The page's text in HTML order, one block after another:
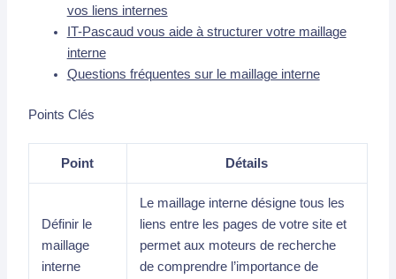
vos liens internes
IT-Pascaud vous aide à structurer votre maillage
interne
Questions fréquentes sur le maillage interne
Points Clés
Point Détails
Définir le
maillage
interne
Le maillage interne désigne tous les
liens entre les pages de votre site et
permet aux moteurs de recherche
de comprendre l’importance de